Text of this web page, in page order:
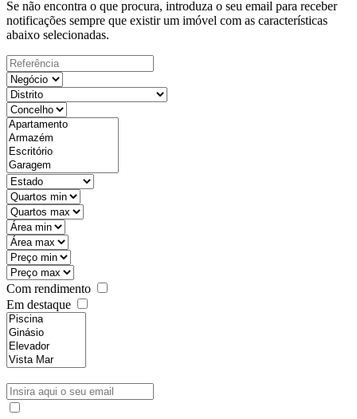
Se não encontra o que procura, introduza o seu email para receber
notificações sempre que existir um imóvel com as características
abaixo selecionadas.
Com rendimento
Em destaque